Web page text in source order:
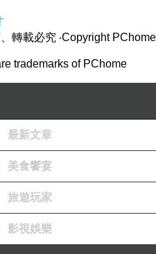
轉載必究 ‧Copyright PChome
trademarks of PChome
最新文章
美食饗宴
旅遊玩家
影視娛樂